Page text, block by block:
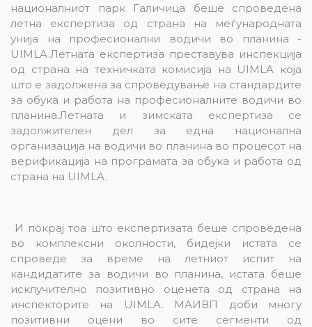
националниот парк Галичица беше спроведена
летна експертиза од страна на меѓународната
унија на професионални водичи во планина -
UIMLA.Летната експертиза преставува инспекција
од страна на техничката комисија на UIMLA која
што е задолжена за спроведување на стандардите
за обука и работа на професионалните водичи во
планина.Летната и зимската експертиза се
задолжителен дел за една национална
организација на водичи во планина во процесот на
верификација на програмата за обука и работа од
страна на UIMLA.
И покрај тоа што експертизата беше спроведена
во комплексни околности, бидејки истата се
спроведе за време на летниот испит на
кандидатите за водичи во планина, истата беше
исклучително позитивно оценета од страна на
инспекторите на UIMLA. МАИВП доби многу
позитивни оцени во сите сегменти од